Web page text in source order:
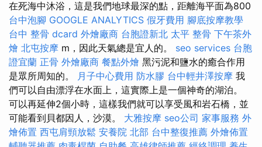
在死海中沐浴，這是我們地球最深的點，距離海平面為800
台中泡腳 GOOGLE ANALYTICS 假牙費用 腳底按摩教學
台中 整骨 dcard 外燴廠商 台胞證新北 太平 整骨 下午茶外
燴 北屯按摩 m，因此天氣總是宜人的。 seo services 台胞
證宜蘭 正骨 外燴廠商 餐點外燴 黑污泥和鹽水的癒合作用
是眾所周知的。 月子中心費用 防水膠 台中輕井澤按摩 我
們可以自由漂浮在水面上，這實際上是一個神奇的湖泊。
可以再延伸2個小時，這樣我們就可以享受風和岩石橋，並
可能看到貝都因人，沙漠。 大雅按摩 seo公司 家事服務 外
燴佈置 西屯肩頸放鬆 安養院 北部 台中整復推薦 外燴佈置